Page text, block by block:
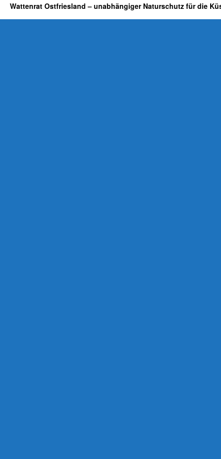
Wattenrat Ostfriesland – unabhängiger Naturschutz für die